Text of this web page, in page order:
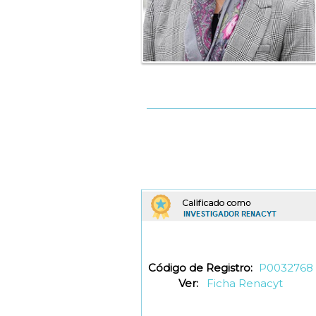
Código de Registro: P0032768
Ver:
Ficha Renacyt